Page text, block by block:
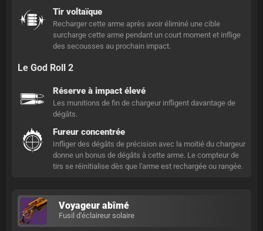
Tir voltaïque
Recharger cette arme après avoir éliminé une cible
surcharge cette arme pendant un court moment et inflige
des secousses au prochain impact.
Le God Roll 2
Réserve à impact élevé
Les munitions de fin de chargeur infligent davantage de
dégâts.
Fureur concentrée
Infliger des dégâts de précision avec la moitié du chargeur
donne un bonus de dégâts à cette arme. Le compteur de
tirs se réinitialise dès que l'arme est rechargée ou rangée.
Voyageur abîmé
Fusil d'éclaireur solaire